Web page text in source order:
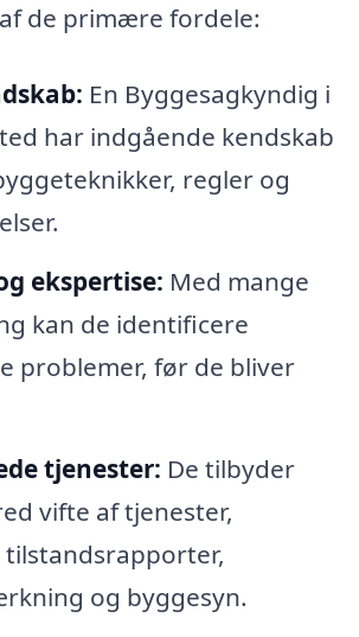
de primære fordele:
En Byggesagkyndig i
har indgående kendskab
regler og
ekspertise: Med mange
kan de identificere
problemer, før de bliver
tjenester: De tilbyder
vifte af tjenester,
og byggesyn.